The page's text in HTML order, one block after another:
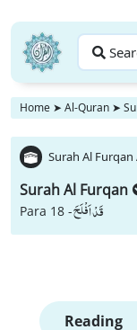
Home ➤ Al-Quran ➤
Surah Al Furqan
Surah Al Furqan
Para 18 -قَدْ اَفْلَحَ
Reading